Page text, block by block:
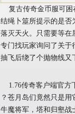
复古传奇金币服可困
结绳卜筮所提示的是
落灭天火。只需要等
专门找玩家询问了关于
抽飞后绕了个抛物线
1.76传奇客户端官方
？苍月岛们竟然只是
牛魔将军，塔和归壑战